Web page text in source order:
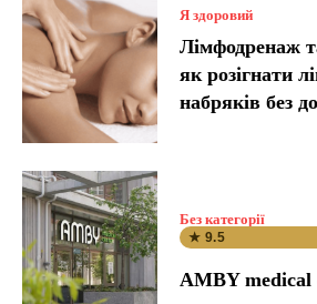
Я здоровий
Лімфодренаж
як розігнати
набряків без
Без категорії
★ 9.5
AMBY